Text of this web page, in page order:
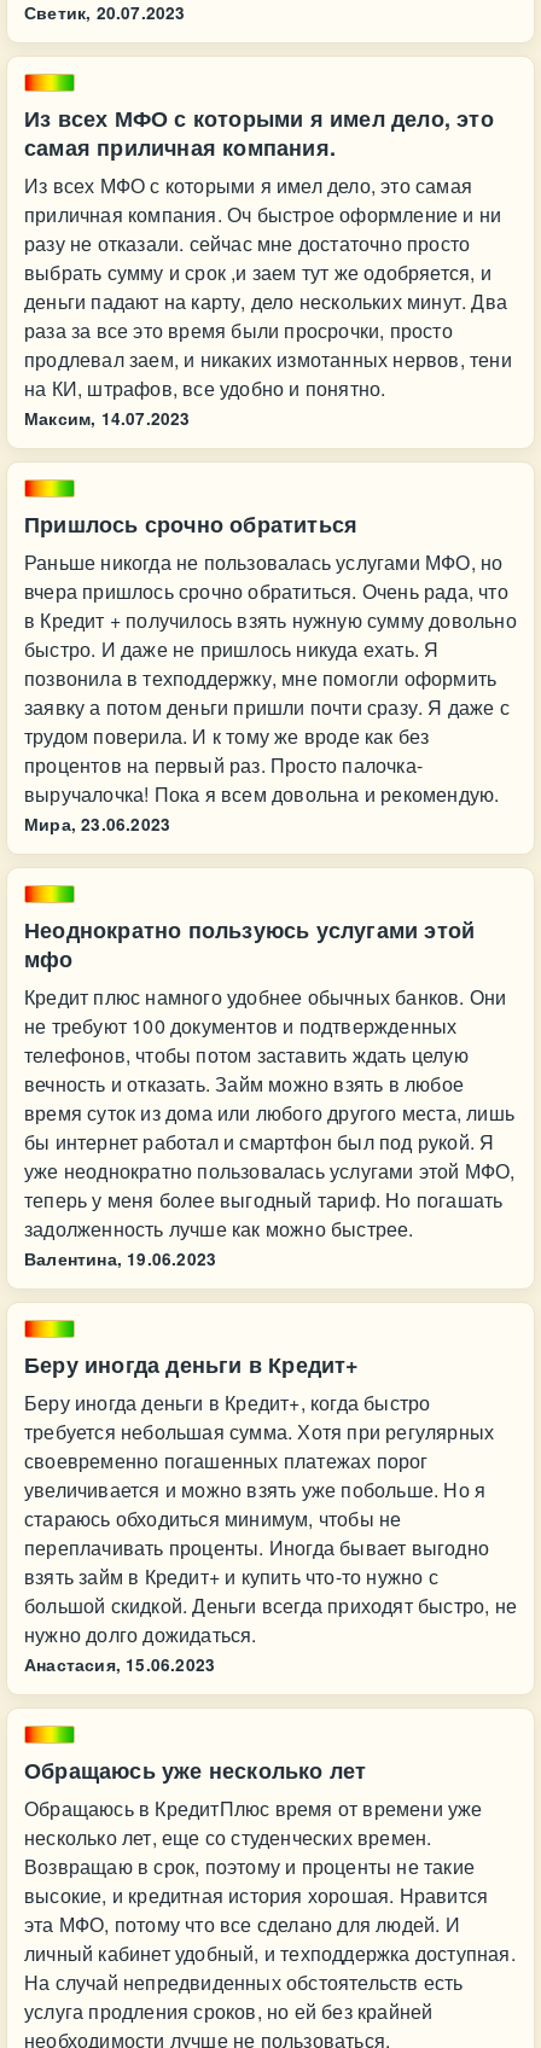
Светик, 20.07.2023
Из всех МФО с которыми я имел дело, это
самая приличная компания.
Из всех МФО с которыми я имел дело, это самая
приличная компания. Оч быстрое оформление и ни
разу не отказали. сейчас мне достаточно просто
выбрать сумму и срок ,и заем тут же одобряется, и
деньги падают на карту, дело нескольких минут. Два
раза за все это время были просрочки, просто
продлевал заем, и никаких измотанных нервов, тени
на КИ, штрафов, все удобно и понятно.
Максим, 14.07.2023
Пришлось срочно обратиться
Раньше никогда не пользовалась услугами МФО, но
вчера пришлось срочно обратиться. Очень рада, что
в Кредит + получилось взять нужную сумму довольно
быстро. И даже не пришлось никуда ехать. Я
позвонила в техподдержку, мне помогли оформить
заявку а потом деньги пришли почти сразу. Я даже с
трудом поверила. И к тому же вроде как без
процентов на первый раз. Просто палочка-
выручалочка! Пока я всем довольна и рекомендую.
Мира, 23.06.2023
Неоднократно пользуюсь услугами этой
мфо
Кредит плюс намного удобнее обычных банков. Они
не требуют 100 документов и подтвержденных
телефонов, чтобы потом заставить ждать целую
вечность и отказать. Займ можно взять в любое
время суток из дома или любого другого места, лишь
бы интернет работал и смартфон был под рукой. Я
уже неоднократно пользовалась услугами этой МФО,
теперь у меня более выгодный тариф. Но погашать
задолженность лучше как можно быстрее.
Валентина, 19.06.2023
Беру иногда деньги в Кредит+
Беру иногда деньги в Кредит+, когда быстро
требуется небольшая сумма. Хотя при регулярных
своевременно погашенных платежах порог
увеличивается и можно взять уже побольше. Но я
стараюсь обходиться минимум, чтобы не
переплачивать проценты. Иногда бывает выгодно
взять займ в Кредит+ и купить что-то нужно с
большой скидкой. Деньги всегда приходят быстро, не
нужно долго дожидаться.
Анастасия, 15.06.2023
Обращаюсь уже несколько лет
Обращаюсь в КредитПлюс время от времени уже
несколько лет, еще со студенческих времен.
Возвращаю в срок, поэтому и проценты не такие
высокие, и кредитная история хорошая. Нравится
эта МФО, потому что все сделано для людей. И
личный кабинет удобный, и техподдержка доступная.
На случай непредвиденных обстоятельств есть
услуга продления сроков, но ей без крайней
необходимости лучше не пользоваться.